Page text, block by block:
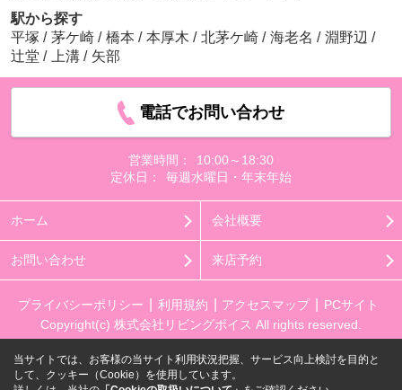
駅から探す
平塚 / 茅ケ崎 / 橋本 / 本厚木 / 北茅ケ崎 / 海老名 / 淵野辺 /
辻堂 / 上溝 / 矢部
電話でお問い合わせ
営業時間：
10:00～18:30
定休日：
毎週水曜日・年末年始
ホーム 会社概要
お問い合わせ 来店予約
プライバシーポリシー 利用規約 アクセスマップ
PCサイト
Copyright(c) 株式会社リビングボイス All rights reserved.
当サイトでは、お客様の当サイト利用状況把握、サービス向上検討を目的と
して、クッキー（Cookie）を使用しています。